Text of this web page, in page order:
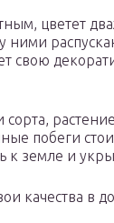
цветет
ними
свою
сорта,
побеги
к земле и
качества в